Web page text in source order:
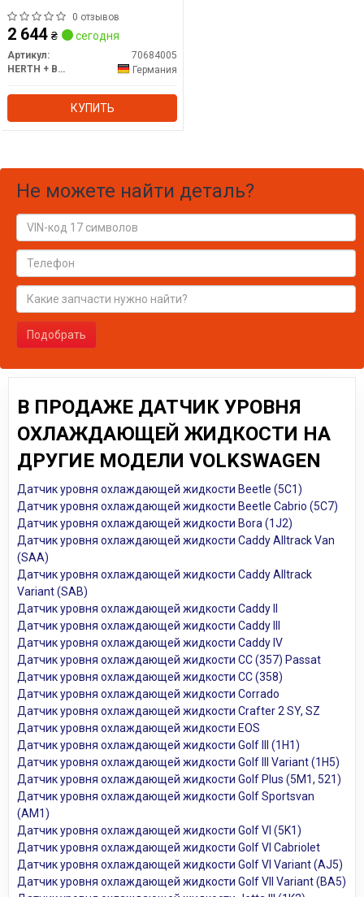
0 отзывов
2 644 ₴ сегодня
Артикул:
70684005
HERTH + BUSS
Германия
КУПИТЬ
Не можете найти деталь?
Подобрать
В ПРОДАЖЕ ДАТЧИК УРОВНЯ
ОХЛАЖДАЮЩЕЙ ЖИДКОСТИ НА
ДРУГИЕ МОДЕЛИ VOLKSWAGEN
Датчик уровня охлаждающей жидкости Beetle (5C1)
Датчик уровня охлаждающей жидкости Beetle Cabrio (5C7)
Датчик уровня охлаждающей жидкости Bora (1J2)
Датчик уровня охлаждающей жидкости Caddy Alltrack Van
(SAA)
Датчик уровня охлаждающей жидкости Caddy Alltrack
Variant (SAB)
Датчик уровня охлаждающей жидкости Caddy II
Датчик уровня охлаждающей жидкости Caddy III
Датчик уровня охлаждающей жидкости Caddy IV
Датчик уровня охлаждающей жидкости CC (357) Passat
Датчик уровня охлаждающей жидкости CC (358)
Датчик уровня охлаждающей жидкости Corrado
Датчик уровня охлаждающей жидкости Crafter 2 SY, SZ
Датчик уровня охлаждающей жидкости EOS
Датчик уровня охлаждающей жидкости Golf III (1H1)
Датчик уровня охлаждающей жидкости Golf III Variant (1H5)
Датчик уровня охлаждающей жидкости Golf Plus (5M1, 521)
Датчик уровня охлаждающей жидкости Golf Sportsvan
(AM1)
Датчик уровня охлаждающей жидкости Golf VI (5K1)
Датчик уровня охлаждающей жидкости Golf VI Cabriolet
Датчик уровня охлаждающей жидкости Golf VI Variant (AJ5)
Датчик уровня охлаждающей жидкости Golf VII Variant (BA5)